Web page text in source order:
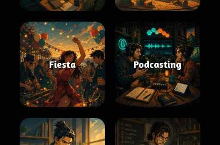
Fiesta Podcasting